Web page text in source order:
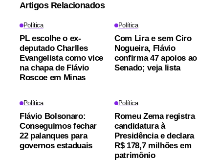
Artigos Relacionados
Política
PL escolhe o ex-
deputado Charlles
Evangelista como vice
na chapa de Flávio
Roscoe em Minas
Política
Com Lira e sem Ciro
Nogueira, Flávio
confirma 47 apoios ao
Senado; veja lista
Política
Flávio Bolsonaro:
Conseguimos fechar
22 palanques para
governos estaduais
Política
Romeu Zema registra
candidatura à
Presidência e declara
R$ 178,7 milhões em
patrimônio